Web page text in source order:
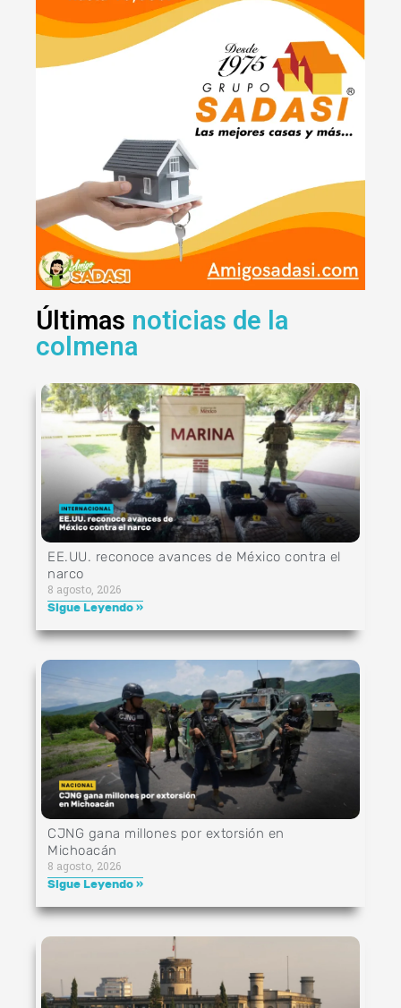
Últimas noticias de la
colmena
EE.UU. reconoce avances de México contra el
narco
8 agosto, 2026
Sigue Leyendo »
CJNG gana millones por extorsión en
Michoacán
8 agosto, 2026
Sigue Leyendo »